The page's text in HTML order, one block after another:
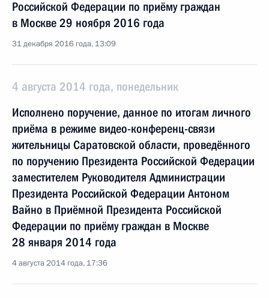
Российской Федерации по приёму граждан
в Москве 29 ноября 2016 года
31 декабря 2016 года, 13:09
4 августа 2014 года, понедельник
Исполнено поручение, данное по итогам личного
приёма в режиме видео-конференц-связи
жительницы Саратовской области, проведённого
по поручению Президента Российской Федерации
заместителем Руководителя Администрации
Президента Российской Федерации Антоном
Вайно в Приёмной Президента Российской
Федерации по приёму граждан в Москве
28 января 2014 года
4 августа 2014 года, 17:36